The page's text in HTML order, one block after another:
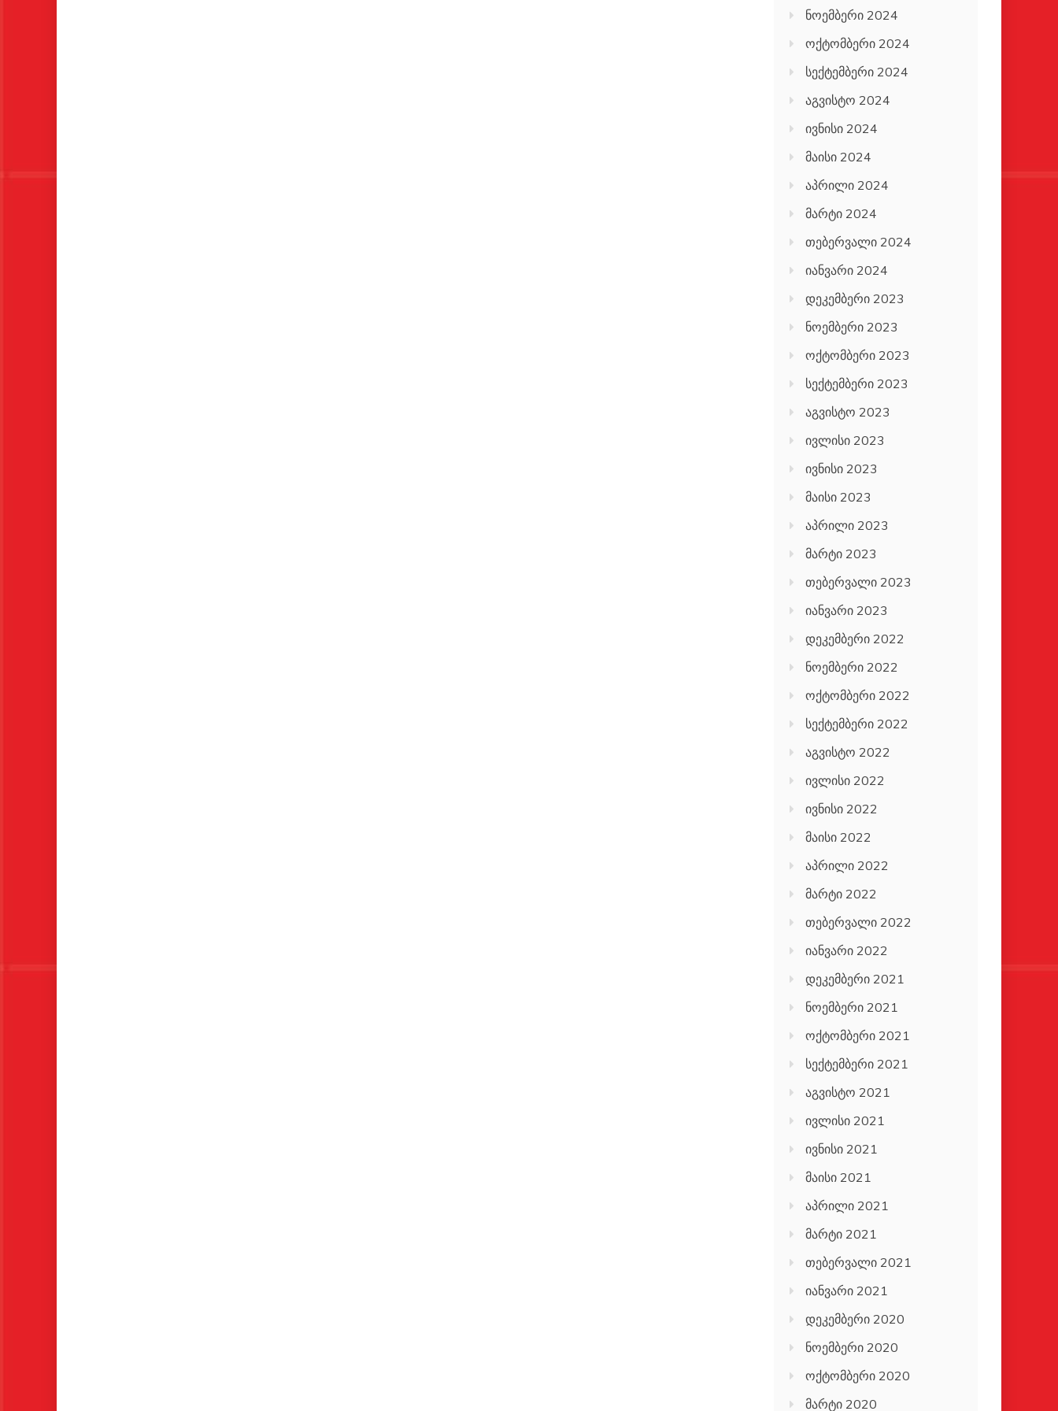
ნოემბერი 2024
ოქტომბერი 2024
სექტემბერი 2024
აგვისტო 2024
ივნისი 2024
მაისი 2024
აპრილი 2024
მარტი 2024
თებერვალი 2024
იანვარი 2024
დეკემბერი 2023
ნოემბერი 2023
ოქტომბერი 2023
სექტემბერი 2023
აგვისტო 2023
ივლისი 2023
ივნისი 2023
მაისი 2023
აპრილი 2023
მარტი 2023
თებერვალი 2023
იანვარი 2023
დეკემბერი 2022
ნოემბერი 2022
ოქტომბერი 2022
სექტემბერი 2022
აგვისტო 2022
ივლისი 2022
ივნისი 2022
მაისი 2022
აპრილი 2022
მარტი 2022
თებერვალი 2022
იანვარი 2022
დეკემბერი 2021
ნოემბერი 2021
ოქტომბერი 2021
სექტემბერი 2021
აგვისტო 2021
ივლისი 2021
ივნისი 2021
მაისი 2021
აპრილი 2021
მარტი 2021
თებერვალი 2021
იანვარი 2021
დეკემბერი 2020
ნოემბერი 2020
ოქტომბერი 2020
მარტი 2020